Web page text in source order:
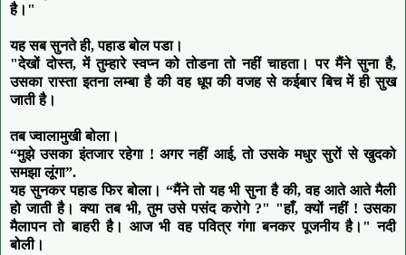
है।"
यह सब सुनते ही, पहाड बोल पडा।
"देखों दोस्त, में तुम्हारे स्वप्न को तोडना तो नहीं चाहता। पर मैंने सुना है,
उसका रास्ता इतना लम्बा है की वह धूप की वजह से कईबार बिच में ही सुख
जाती है।
तब ज्वालामुखी बोला।
“मुझे उसका इंतजार रहेगा ! अगर नहीं आई, तो उसके मधुर सुरों से खुदको
समझा लूंगा”.
यह सुनकर पहाड फिर बोला। “मैंने तो यह भी सुना है की, वह आते आते मैली
हो जाती है। क्या तब भी, तुम उसे पसंद करोगे ?" "हाँ, क्यों नहीं ! उसका
मैलापन तो बाहरी है। आज भी वह पवित्र गंगा बनकर पूजनीय है।" नदी
बोली।